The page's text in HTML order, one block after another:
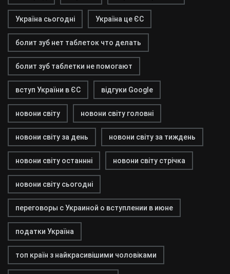
Україна сьогодні Україна це ЄС
болит зуб нет таблеток что делать
болит зуб таблетки не помогают
вступ України в ЄС відгуки Google
новони світу новони світу головні
новони світу за день новони світу за тиждень
новони світу останнні новони світу стрічка
новони світу сьогодні
переговоры с Украиной о вступлении в июне
податки Україна
топ країн з найкрасивішими чоловіками